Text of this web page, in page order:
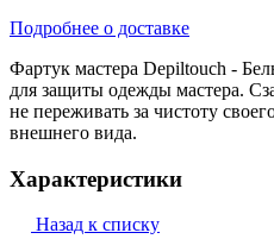
Подробнее о доставке
Фартук мастера Depiltouch -
для защиты одежды мастера.
не переживать за чистоту
внешнего вида.
Характеристики
Назад к списку